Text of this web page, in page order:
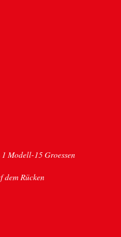
Modell-15 Groessen
dem Rücken